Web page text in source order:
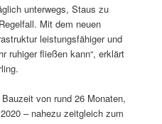
unterwegs, Staus zu
Mit dem neuen
leistungsfähiger und
ruhiger fließen kann“, erklärt
von rund 26 Monaten,
– nahezu zeitgleich zum